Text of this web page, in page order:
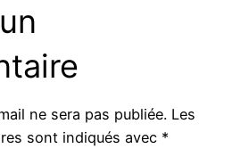
ne sera pas publiée. Les
sont indiqués avec *